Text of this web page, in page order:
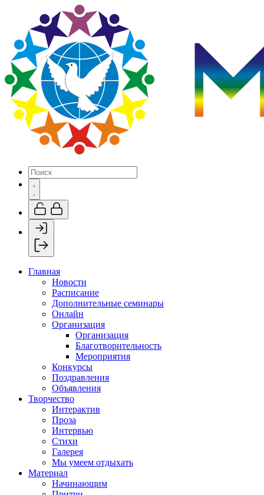
Главная
Новости
Расписание
Дополнительные семинары
Онлайн
Организация
Организация
Благотворительность
Мероприятия
Конкурсы
Поздравления
Объявления
Творчество
Интерактив
Проза
Интервью
Стихи
Галерея
Мы умеем отдыхать
Материал
Начинающим